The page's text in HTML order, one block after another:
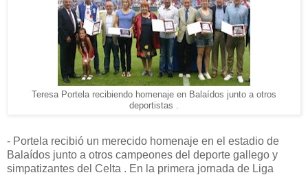
Teresa Portela recibiendo homenaje en Balaídos junto a otros
deportistas .
- Portela recibió un merecido homenaje en el estadio de
Balaídos junto a otros campeones del deporte gallego y
simpatizantes del Celta . En la primera jornada de Liga